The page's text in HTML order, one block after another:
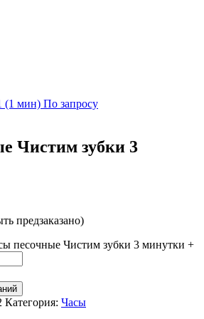
(1 мин) По запросу
Чистим зубки 3
предзаказано)
песочные Чистим зубки 3 минутки +
Категория: Часы